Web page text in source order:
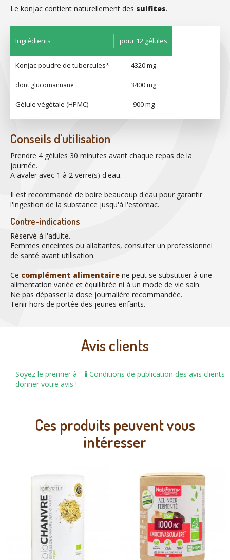
Le konjac contient naturellement des sulfites.
Ingrédients pour 12 gélules
Konjac poudre de tubercules* 4320 mg
dont glucomannane 3400 mg
Gélule végétale (HPMC) 900 mg
Conseils d'utilisation
Prendre 4 gélules 30 minutes avant chaque repas de la
journée.
A avaler avec 1 à 2 verre(s) d'eau.
Il est recommandé de boire beaucoup d'eau pour garantir
l'ingestion de la substance jusqu'à l'estomac.
Contre-indications
Réservé à l'adulte.
Femmes enceintes ou allaitantes, consulter un professionnel
de santé avant utilisation.
Ce complément alimentaire ne peut se substituer à une
alimentation variée et équilibrée ni à un mode de vie sain.
Ne pas dépasser la dose journalière recommandée.
Tenir hors de portée des jeunes enfants.
Avis clients
Conditions de publication des avis clients
Soyez le premier à
donner votre avis !
Ces produits peuvent vous
intéresser